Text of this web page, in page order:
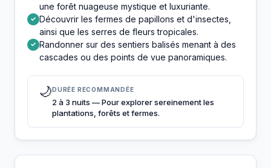
une forêt nuageuse mystique et luxuriante.
✓ Découvrir les fermes de papillons et d'insectes,
ainsi que les serres de fleurs tropicales.
✓ Randonner sur des sentiers balisés menant à des
cascades ou des points de vue panoramiques.
🌙DURÉE RECOMMANDÉE
2 à 3 nuits — Pour explorer sereinement les
plantations, forêts et fermes.